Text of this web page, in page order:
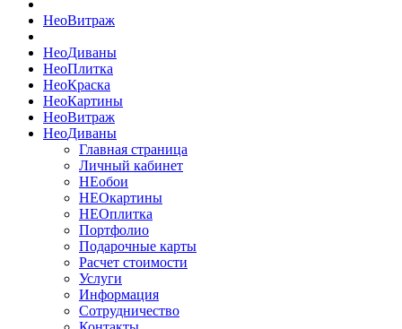
НеоВитраж
НеоДиваны
НеоПлитка
НеоКраска
НеоКартины
НеоВитраж
НеоДиваны
Главная страница
Личный кабинет
НЕобои
НЕОкартины
НЕОплитка
Портфолио
Подарочные карты
Расчет стоимости
Услуги
Информация
Сотрудничество